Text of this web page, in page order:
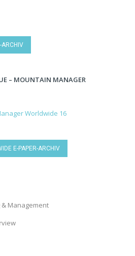
ARCHIV
– MOUNTAIN MANAGER
E-PAPER-ARCHIV
Management